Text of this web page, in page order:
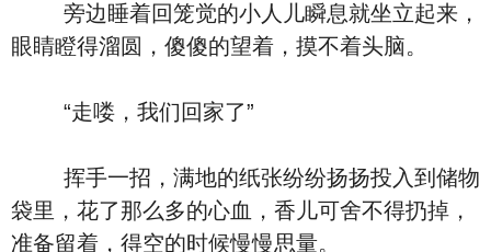
旁边睡着回笼觉的小人儿瞬息就坐立起来，
眼睛瞪得溜圆，傻傻的望着，摸不着头脑。
“走喽，我们回家了”
挥手一招，满地的纸张纷纷扬扬投入到储物
袋里，花了那么多的心血，香儿可舍不得扔掉，
准备留着，得空的时候慢慢思量。